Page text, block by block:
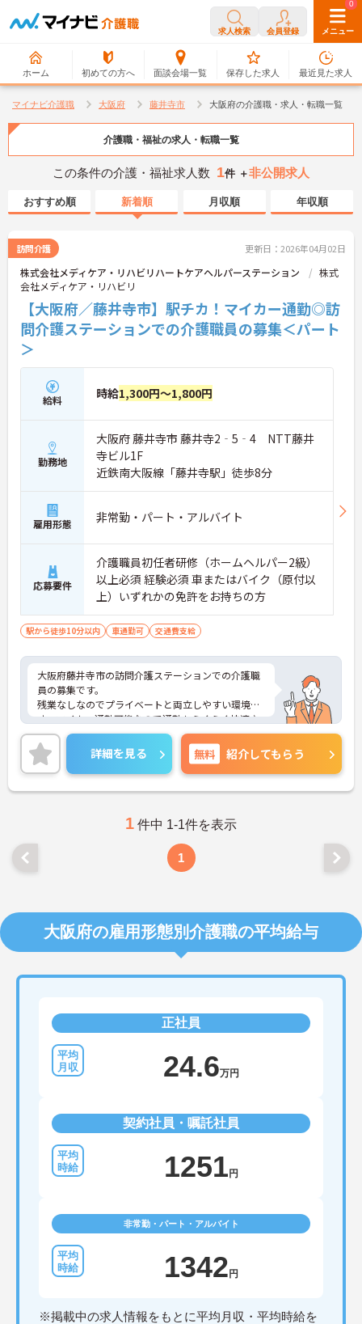
求人検索 会員登録 メニュー
ホーム 初めての方へ 面談会場一覧
0
保存した求人
0
最近見た求人
マイナビ介護職 大阪府 藤井寺市 大阪府の介護職・求人・転職一覧
介護職・福祉の求人・転職一覧
この条件の介護・福祉求人数 1件 ＋非公開求人
おすすめ順 新着順 月収順 年収順
訪問介護 更新日：2026年04月02日
株式会社メディケア・リハビリハートケアヘルパーステーション
株式
会社メディケア・リハビリ
【大阪府／藤井寺市】駅チカ！マイカー通勤◎訪
問介護ステーションでの介護職員の募集＜パート
＞
給料 時給1,300円～1,800円
勤務地
大阪府 藤井寺市 藤井寺2‐5‐4 NTT藤井
寺ビル1F
近鉄南大阪線「藤井寺駅」徒歩8分
雇用形態 非常勤・パート・アルバイト
応募要件
介護職員初任者研修（ホームヘルパー2級）
以上必須 経験必須 車またはバイク（原付以
上）いずれかの免許をお持ちの方
駅から徒歩10分以内 車通勤可 交通費支給
大阪府藤井寺市の訪問介護ステーションでの介護職
員の募集です。
残業なしなのでプライベートと両立しやすい環境で
す。マイカー通勤可能なので通勤もらくらく快適♪
ご興味のある方は、面接のポイントをお伝えします
のでお気軽にお問い合せください。
詳細を見る 無料 紹介してもらう
1 件中 1-1件を表示
1
大阪府の雇用形態別介護職の平均給与
正社員
24.6万円
契約社員・嘱託社員
1251 円
非常勤・パート・アルバイト
1342 円
※掲載中の求人情報をもとに平均月収・平均時給を